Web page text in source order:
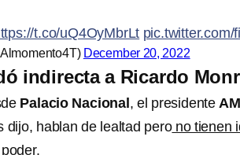
t.co/uQ4OyMbrLt pic.twitter.com/
December 20, 2022
indirecta a Ricardo
Palacio Nacional , el presidente
dijo, hablan de lealtad perono tienen